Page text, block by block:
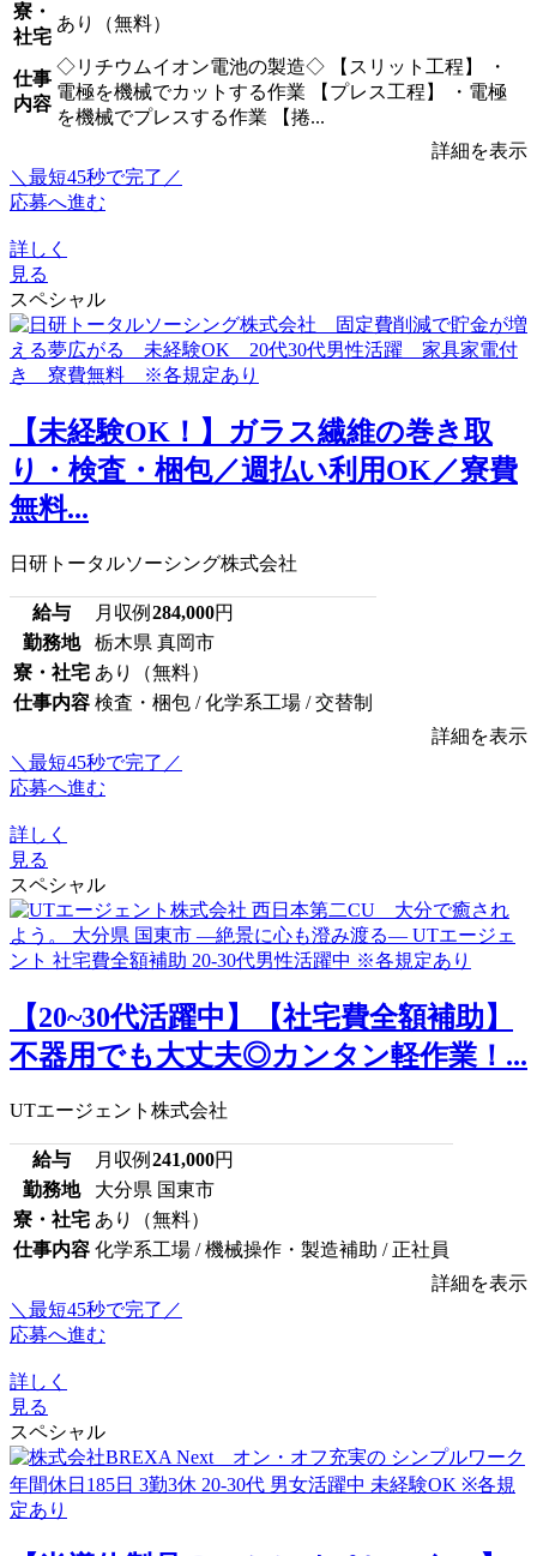
寮・
社宅
あり（無料）
仕事
内容
◇リチウムイオン電池の製造◇ 【スリット工程】 ・
電極を機械でカットする作業 【プレス工程】 ・電極
を機械でプレスする作業 【捲...
詳細を表示
＼最短45秒で完了／
応募へ進む
詳しく
見る
スペシャル
【未経験OK！】ガラス繊維の巻き取
り・検査・梱包／週払い利用OK／寮費
無料...
日研トータルソーシング株式会社
給与 月収例 284,000円
勤務地
栃木県 真岡市
寮・社宅 あり（無料）
仕事内容 検査・梱包 / 化学系工場 / 交替制
詳細を表示
＼最短45秒で完了／
応募へ進む
詳しく
見る
スペシャル
【20~30代活躍中】【社宅費全額補助】
不器用でも大丈夫◎カンタン軽作業！...
UTエージェント株式会社
給与 月収例 241,000円
勤務地
大分県 国東市
寮・社宅 あり（無料）
仕事内容 化学系工場 / 機械操作・製造補助 / 正社員
詳細を表示
＼最短45秒で完了／
応募へ進む
詳しく
見る
スペシャル